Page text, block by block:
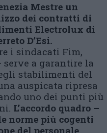
Mestre un
dei contratti di
Electrolux di
D’Esi.
i sindacati Fim,
a garantire la
stabilimenti del
auspicata ripresa
uno dei punti più
L’accordo quadro –
norme più cogenti
del personale,